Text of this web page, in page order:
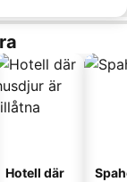
Hotell där